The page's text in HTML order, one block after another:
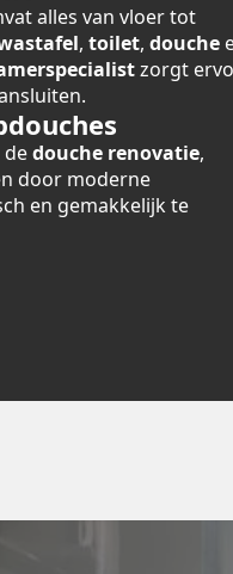
alles van vloer tot
, toilet, douche
zorgt
dedouche renovatie,
door moderne
en gemakkelijk te